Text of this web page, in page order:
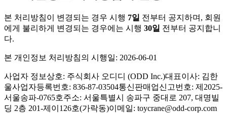
본 처리방침이 변경되는 경우 시행 7일 전부터 공지하며, 회원
에게 불리하게 변경되는 경우에는 시행 30일 전부터 공지합니
다.
본 개인정보 처리방침의 시행일: 2026-06-01
사업자 정보상호: 주식회사 오디디 (ODD Inc.)대표이사: 김한
울사업자등록번호: 836-87-03504통신판매업신고번호: 제2025-
서울송파-0765호주소: 서울특별시 송파구 중대로 207, 대명빌
딩 2층 201-제이126호(가락동)이메일: toycrane@odd-corp.com